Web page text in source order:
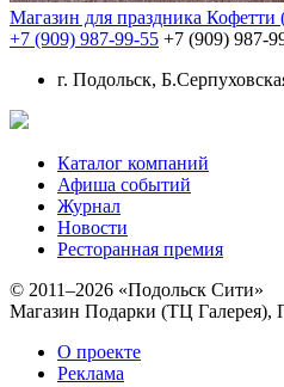
Магазин для праздника Кофетти
+7 (909) 987-99-55 +7 (909) 987-
г. Подольск,
Каталог компаний
Афиша событий
Журнал
Новости
Ресторанная премия
© 2011–2026 «Подольск Сити»
Магазин Подарки (ТЦ Галерея),
О проекте
Реклама